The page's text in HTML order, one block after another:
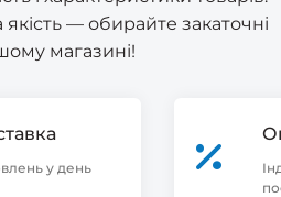
— обирайте закаточні
магазині!
у день